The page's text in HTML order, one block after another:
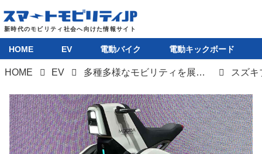
HOME
EV
電動バイク
HOME EV 電動バイク 電動キックボード
HOME EV 多種多様なモビリティを展示、JMS 2023のブースではスズキの底力が感じられるはずだ スズキ